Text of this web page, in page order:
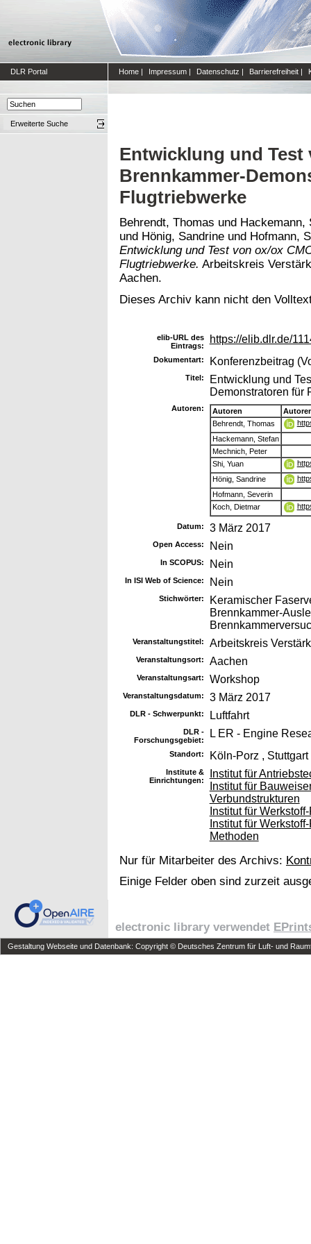
DLR Portal Home | Impressum | Datenschutz | Barrierefreiheit |
Erweiterte Suche
Entwicklung und Test
Brennkammer-
Flugtriebwerke
Behrendt, Thomas und Hackemann,
und Hönig, Sandrine und Hofmann,
Entwicklung und Test von ox/ox
Flugtriebwerke. Arbeitskreis
Aachen.
Dieses Archiv kann nicht den
elib-URL des
Eintrags:
https://elib.dlr.de/
Dokumentart: Konferenzbeitrag
Titel:
Entwicklung und
Demonstratoren für
Autoren: Autoren
Behrendt, Thomas
Hackemann, Stefan
Mechnich, Peter
Shi, Yuan
Hönig, Sandrine
Hofmann, Severin
Koch, Dietmar
Datum: 3 März 2017
Open Access: Nein
In SCOPUS: Nein
In ISI Web of Science: Nein
Stichwörter:
Keramischer
Brennkammer-
Veranstaltungstitel: Arbeitskreis
Veranstaltungsort: Aachen
Veranstaltungsart: Workshop
Veranstaltungsdatum: 3 März 2017
DLR - Schwerpunkt: Luftfahrt
DLR -
Forschungsgebiet:
L ER - Engine
Standort: Köln-Porz , Stuttgart
Institute &
Einrichtungen:
Institut für
Institut für
Verbundstrukturen
Institut für
Institut für
Methoden
Nur für Mitarbeiter des Archivs:
Einige Felder oben sind zurzeit
electronic library verwendet
Gestaltung Webseite und Datenbank: Copyright © Deutsches Zentrum für Luft- und